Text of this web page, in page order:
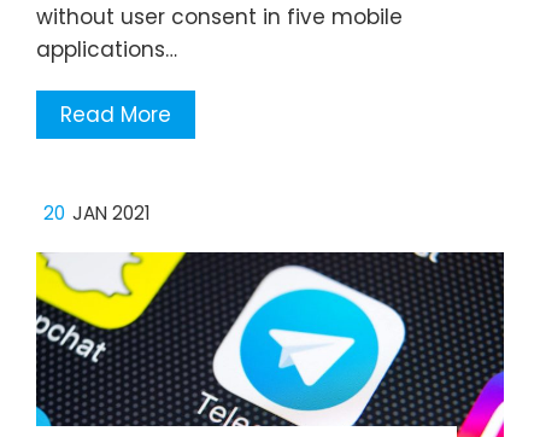
without user consent in five mobile
applications…
Read More
20 JAN 2021